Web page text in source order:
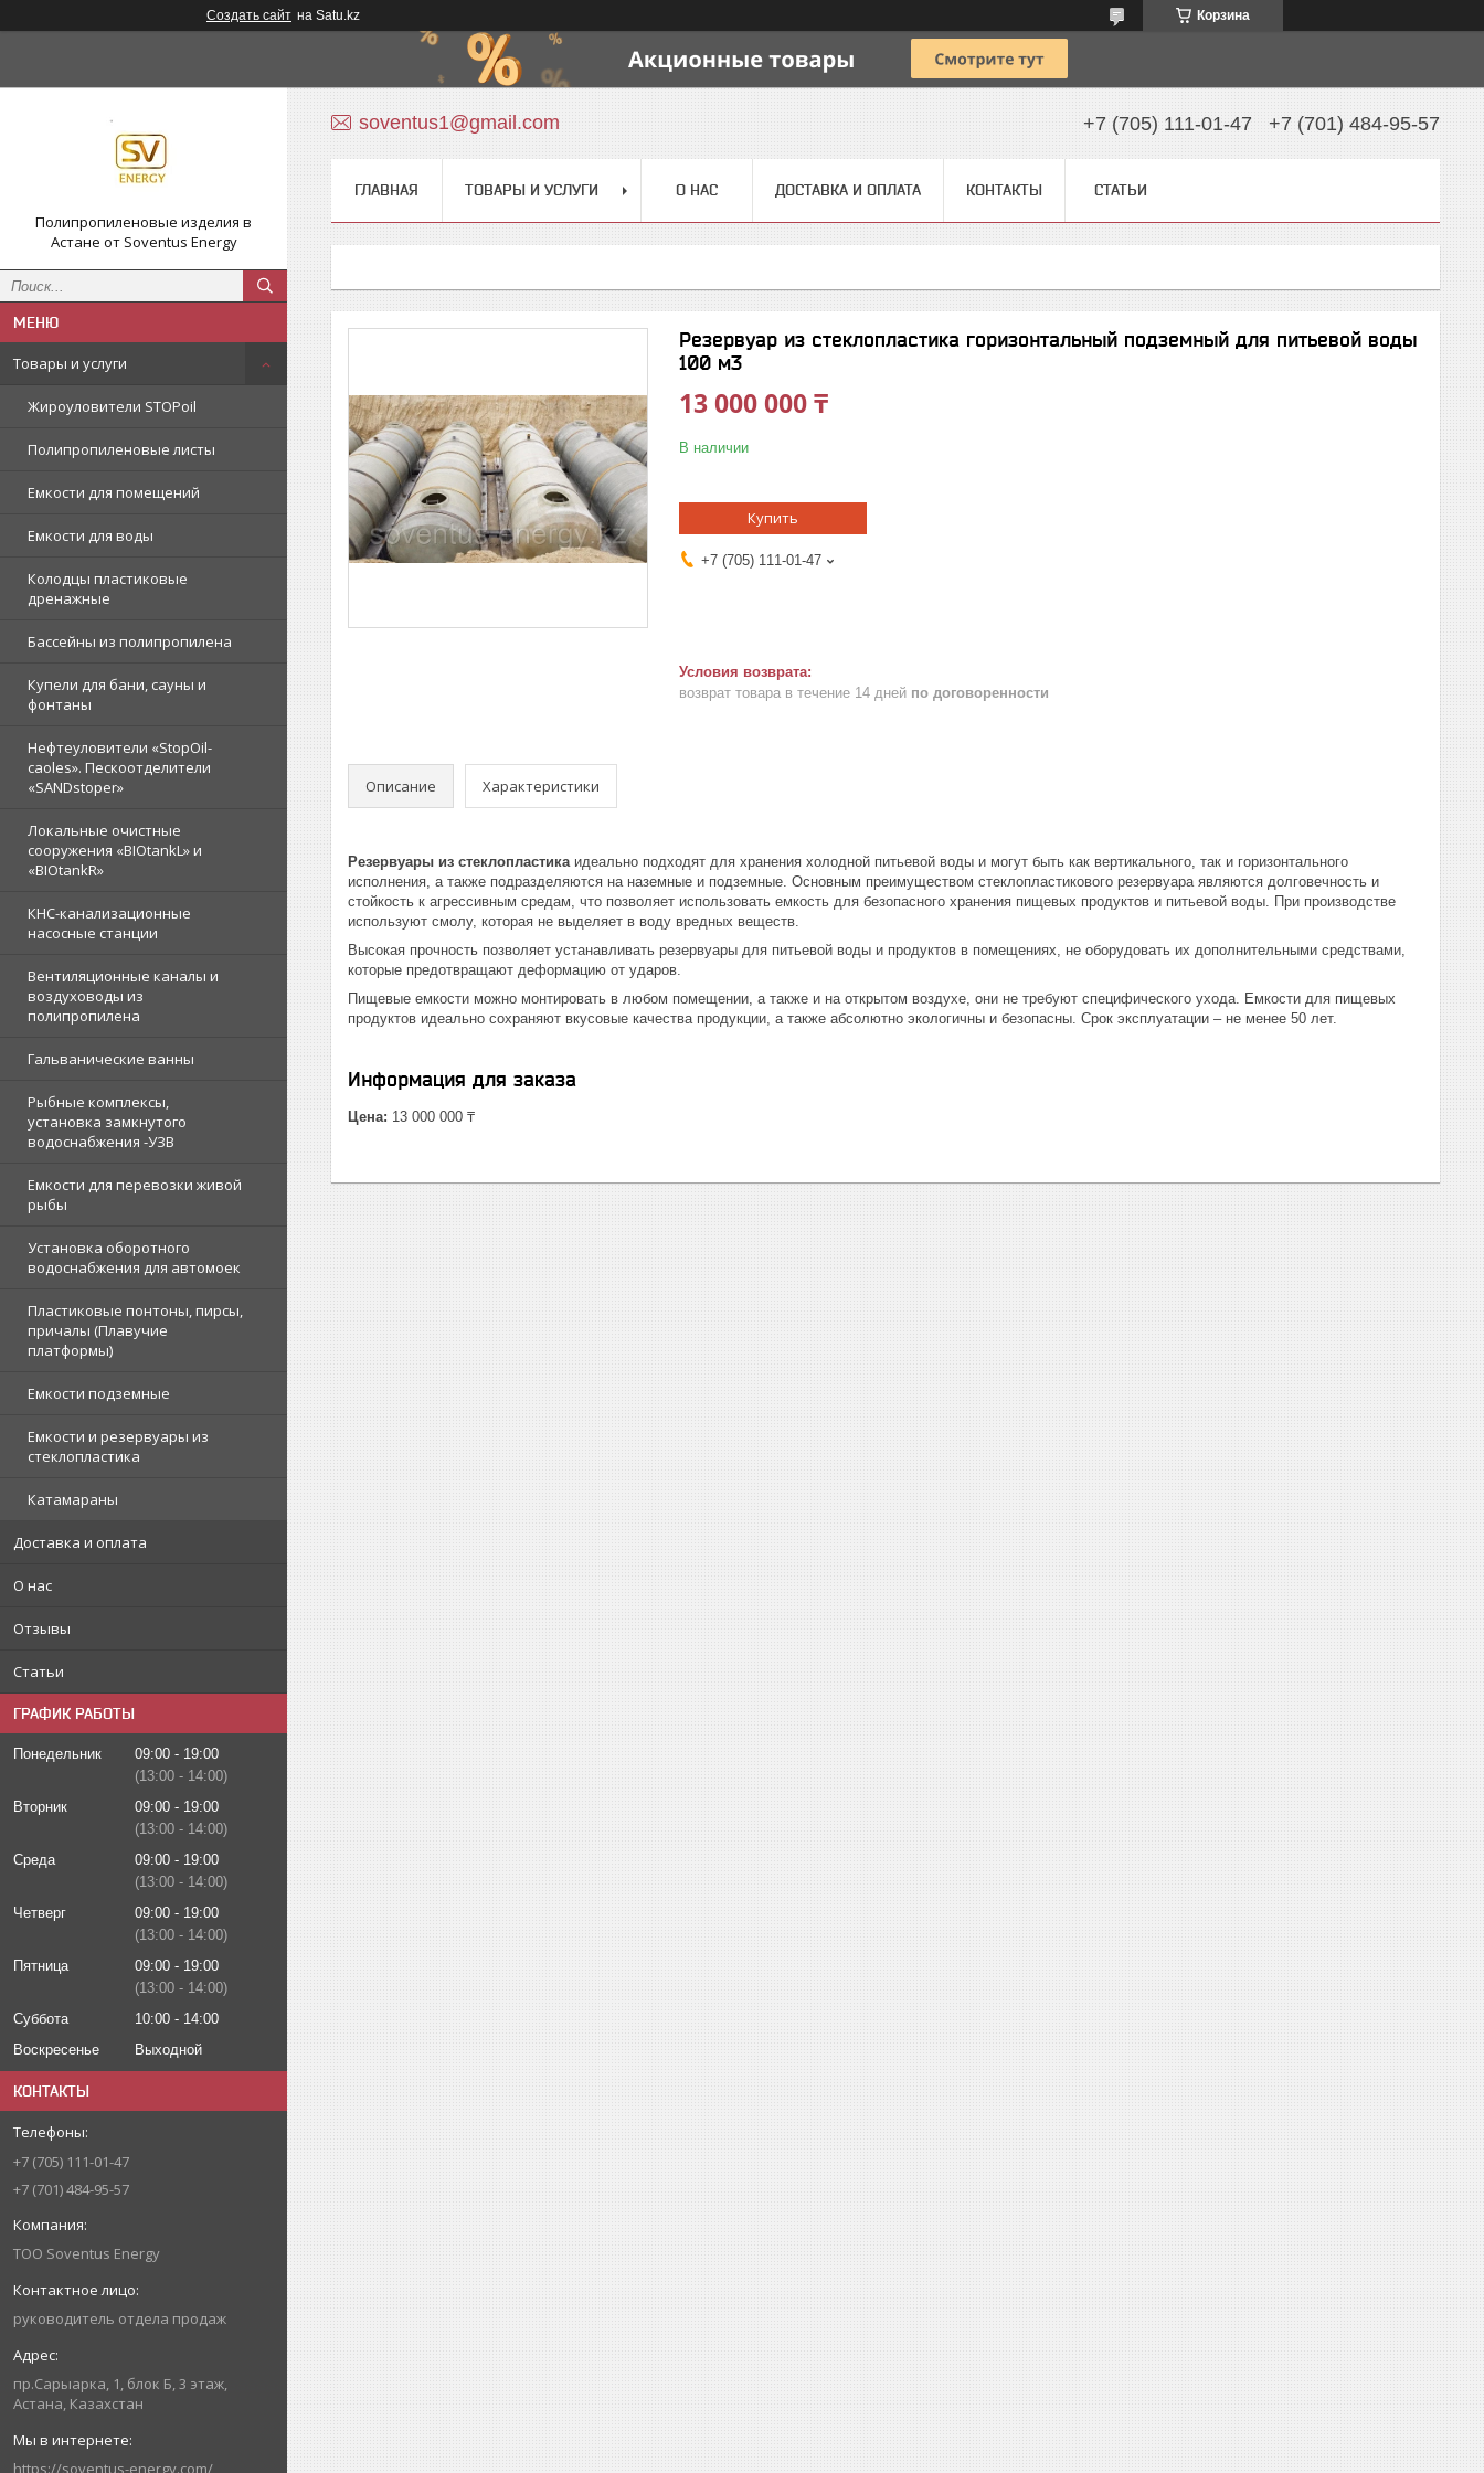
Создать сайт на Satu.kz Корзина
Полипропиленовые изделия в
Астане от Soventus Energy
Товары и услуги
Жироуловители STOPoil
Полипропиленовые листы
Емкости для помещений
Емкости для воды
Колодцы пластиковые
дренажные
Бассейны из полипропилена
Купели для бани, сауны и
фонтаны
Нефтеуловители «StopOil-
caoles». Пескоотделители
«SANDstoper»
Локальные очистные
сооружения «BIOtankL» и
«BIOtankR»
КНС-канализационные
насосные станции
Вентиляционные каналы и
воздуховоды из
полипропилена
Гальванические ванны
Рыбные комплексы,
установка замкнутого
водоснабжения -УЗВ
Емкости для перевозки живой
рыбы
Установка оборотного
водоснабжения для автомоек
Пластиковые понтоны, пирсы,
причалы (Плавучие
платформы)
Емкости подземные
Емкости и резервуары из
стеклопластика
Катамараны
Доставка и оплата
О нас
Отзывы
Статьи
ГРАФИК РАБОТЫ
Понедельник 09:00
19:00
13:00
14:00
Вторник
09:00
19:00
13:00
14:00
Среда
09:00
19:00
13:00
14:00
Четверг
09:00
19:00
13:00
14:00
Пятница
09:00
19:00
13:00
14:00
Суббота
10:00
14:00
Воскресенье
Выходной
КОНТАКТЫ
+7 (705) 111-01-47
+7 (701) 484-95-57
ТОО Soventus Energy
руководитель отдела продаж
пр.Сарыарка, 1, блок Б, 3 этаж,
Астана, Казахстан
https://soventus-energy.com/
soventus1@gmail.com +7 (705) 111-01-47 +7 (701) 484-95-57
ГЛАВНАЯ ТОВАРЫ И УСЛУГИ О НАС ДОСТАВКА И ОПЛАТА КОНТАКТЫ СТАТЬИ
Резервуар из стеклопластика горизонтальный подземный для питьевой воды
100 м3
13 000 000 ₸
В наличии
Купить
+7 (705) 111-01-47
возврат товара в течение 14 дней по договоренности
Описание Характеристики
Резервуары из стеклопластикаидеально подходят для хранения холодной питьевой воды и могут быть как вертикального, так и горизонтального
исполнения, а также подразделяются на наземные и подземные. Основным преимуществом стеклопластикового резервуара являются долговечность и
стойкость к агрессивным средам, что позволяет использовать емкость для безопасного хранения пищевых продуктов и питьевой воды. При производстве
используют смолу, которая не выделяет в воду вредных веществ.
Высокая прочность позволяет устанавливать резервуары для питьевой воды и продуктов в помещениях, не оборудовать их дополнительными средствами,
которые предотвращают деформацию от ударов.
Пищевые емкости можно монтировать в любом помещении, а также и на открытом воздухе, они не требуют специфического ухода. Емкости для пищевых
продуктов идеально сохраняют вкусовые качества продукции, а также абсолютно экологичны и безопасны. Срок эксплуатации – не менее 50 лет.
Информация для заказа
Цена: 13 000 000 ₸